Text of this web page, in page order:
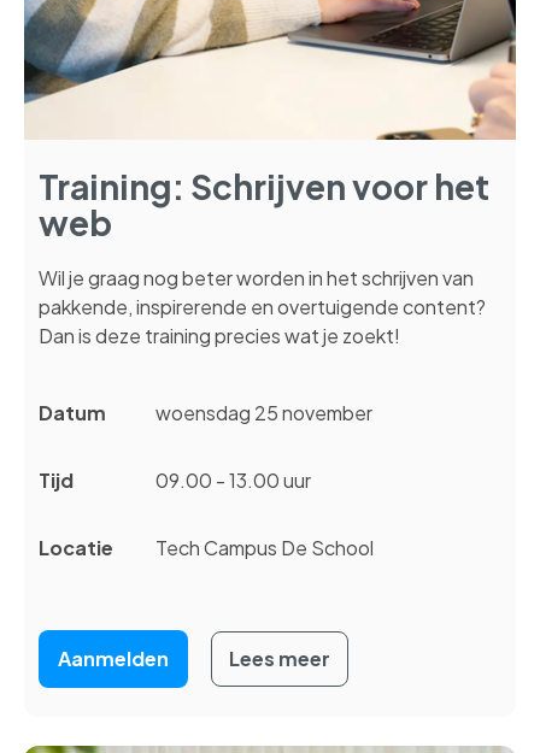
Training: Schrijven voor het
web
Wil je graag nog beter worden in het schrijven van
pakkende, inspirerende en overtuigende content?
Dan is deze training precies wat je zoekt!
Datum woensdag 25 november
Tijd 09.00 - 13.00 uur
Locatie Tech Campus De School
Aanmelden Lees meer